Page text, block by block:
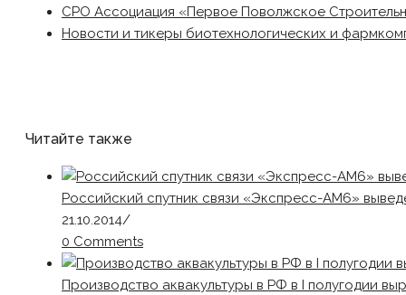
СРО Ассоциация «Первое Поволжское
Новости и тикеры биотехнологических и
Читайте также
Российский спутник связи «Экспресс-АМ6»
21.10.2014/
0 Comments
Производство аквакультуры в РФ в I полугодии